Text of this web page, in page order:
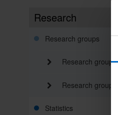
Research
Research groups
Research
Research
Statistics